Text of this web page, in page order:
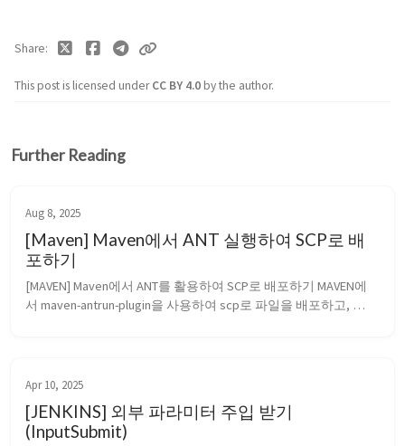
This post is licensed underCC BY 4.0by the author.
Share
Further Reading
Aug 8, 2025
[Maven] Maven에서 ANT 실행하여 SCP로 배
포하기
[MAVEN] Maven에서 ANT를 활용하여 SCP로 배포하기 MAVEN에
서 maven-antrun-plugin을 사용하여 scp로 파일을 배포하고,
Apr 10, 2025
[JENKINS] 외부 파라미터 주입 받기
(InputSubmit)